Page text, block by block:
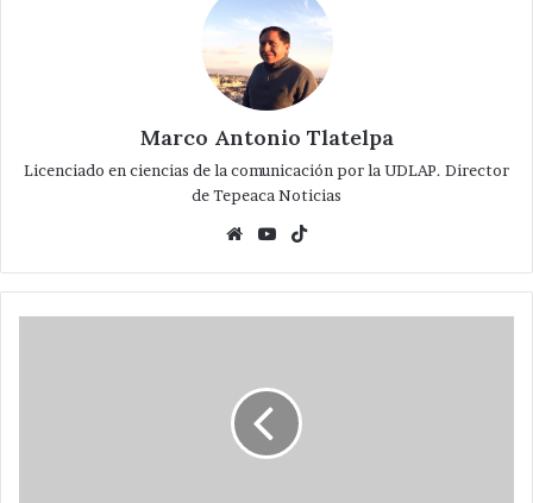
Marco Antonio Tlatelpa
Licenciado en ciencias de la comunicación por la UDLAP. Director
de Tepeaca Noticias
WebsiteYouTube